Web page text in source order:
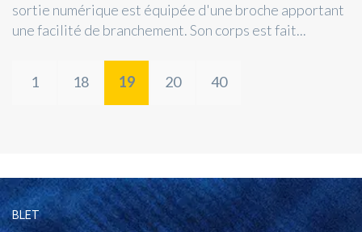
sortie numérique est équipée d'une broche apportant
une facilité de branchement. Son corps est fait...
1 18 19 20 40
BLET